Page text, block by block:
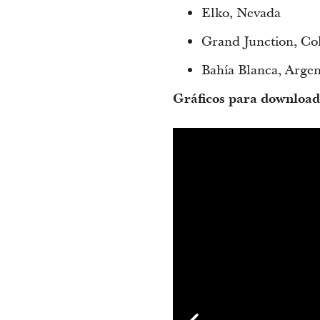
Elko, Nevada
Grand Junction,
Bahía Blanca,
Gráficos para download